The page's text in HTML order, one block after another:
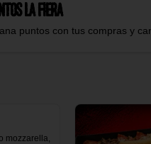
La Fiera
puntos con tus compras y
mozzarella,